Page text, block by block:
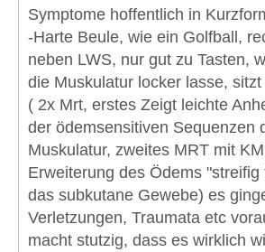
Symptome hoffentlich in
-Harte Beule, wie ein Golfball,
neben LWS, nur gut zu Tasten,
die Muskulatur locker lasse,
( 2x Mrt, erstes Zeigt leichte
der ödemsensitiven Sequenzen
Muskulatur, zweites MRT mit KM
Erweiterung des Ödems "streifig
das subkutane Gewebe) es
Verletzungen, Traumata etc
macht stutzig, dass es wirklich